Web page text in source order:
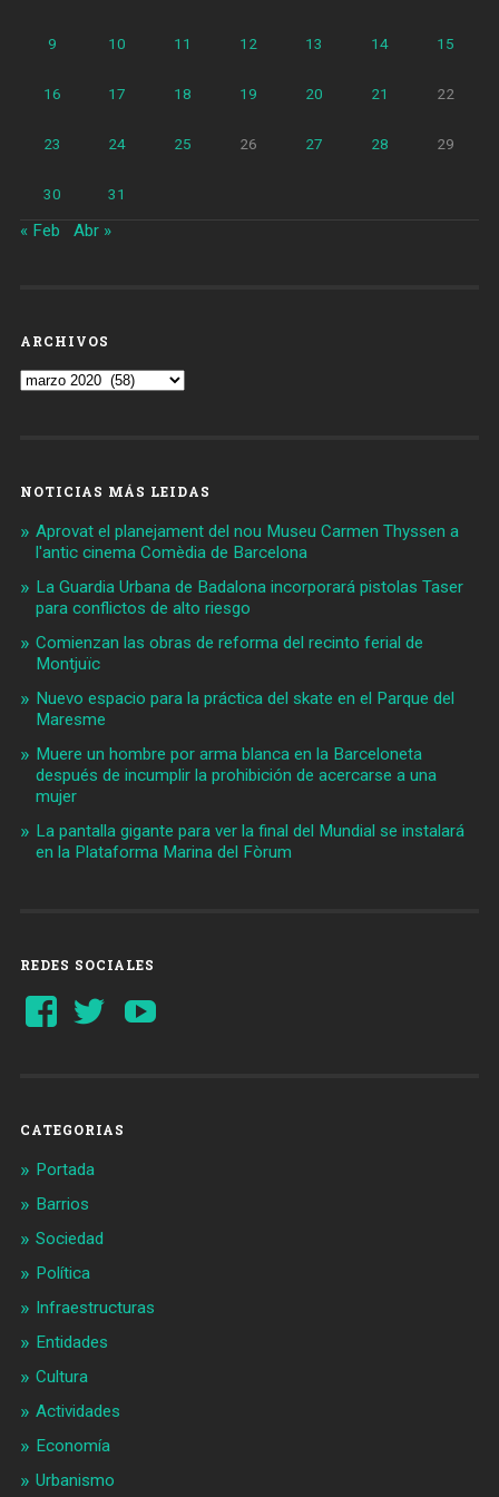
9 10 11 12 13 14 15
16 17 18 19 20 21 22
23 24 25 26 27 28 29
30 31
« Feb Abr »
ARCHIVOS
Archivos
NOTICIAS MÁS LEIDAS
Aprovat el planejament del nou Museu Carmen Thyssen a
l'antic cinema Comèdia de Barcelona
La Guardia Urbana de Badalona incorporará pistolas Taser
para conflictos de alto riesgo
Comienzan las obras de reforma del recinto ferial de
Montjuïc
Nuevo espacio para la práctica del skate en el Parque del
Maresme
Muere un hombre por arma blanca en la Barceloneta
después de incumplir la prohibición de acercarse a una
mujer
La pantalla gigante para ver la final del Mundial se instalará
en la Plataforma Marina del Fòrum
REDES SOCIALES
Ver
perfil
Ver
perfil
CATEGORIAS
Portada
Barrios
Sociedad
Política
Infraestructuras
Entidades
Cultura
Actividades
Economía
Urbanismo